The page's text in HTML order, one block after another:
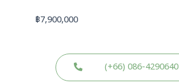
฿7,900,000
(+66) 086-4290640